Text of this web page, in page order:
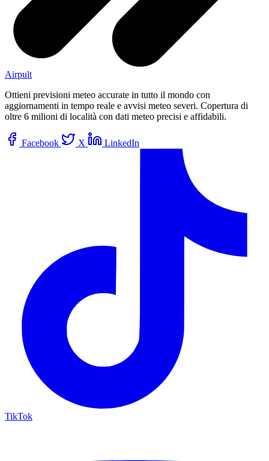
Airpult
Ottieni previsioni meteo accurate in tutto il mondo con
aggiornamenti in tempo reale e avvisi meteo severi. Copertura di
oltre 6 milioni di località con dati meteo precisi e affidabili.
Facebook X LinkedIn
TikTok